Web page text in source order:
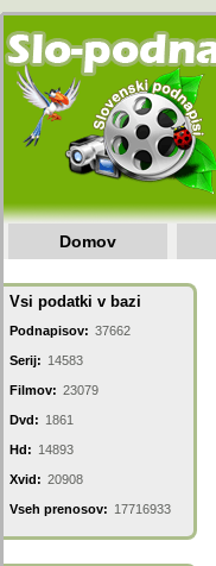
Domov
Vsi podatki v bazi
Podnapisov: 37662
Serij: 14583
Filmov: 23079
Dvd: 1861
Hd: 14893
Xvid: 20908
Vseh prenosov: 17716933